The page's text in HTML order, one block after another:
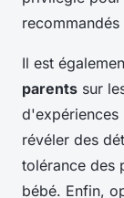
Il est
parents sur
d'expériences
révéler des
tolérance des
bébé. Enfin,